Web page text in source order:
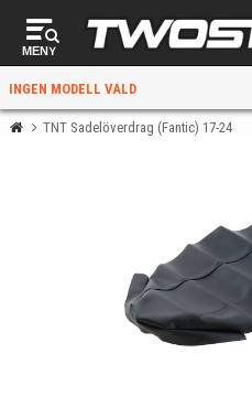
MENY
INGEN MODELL VALD
TNT Sadelöverdrag (Fantic) 17-24